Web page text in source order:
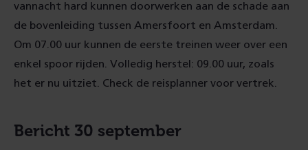
vannacht hard kunnen doorwerken aan de schade aan
de bovenleiding tussen Amersfoort en Amsterdam.
Om 07.00 uur kunnen de eerste treinen weer over een
enkel spoor rijden. Volledig herstel: 09.00 uur, zoals
het er nu uitziet. Check de reisplanner voor vertrek.
Bericht 30 september